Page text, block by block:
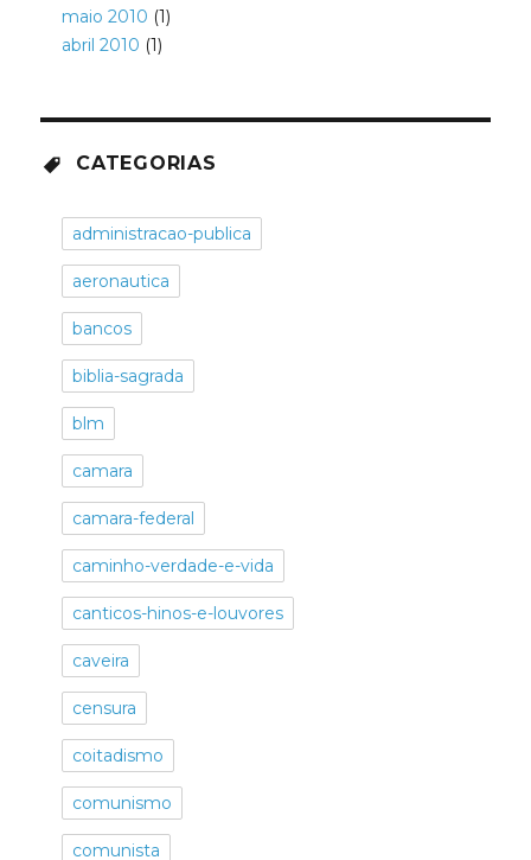
maio 2010 (1)
abril 2010 (1)
CATEGORIAS
administracao-publica
aeronautica
bancos
biblia-sagrada
blm
camara
camara-federal
caminho-verdade-e-vida
canticos-hinos-e-louvores
caveira
censura
coitadismo
comunismo
comunista